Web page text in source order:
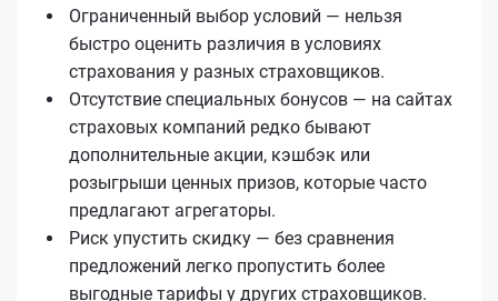
Ограниченный выбор условий — нельзя
быстро оценить различия в условиях
страхования у разных страховщиков.
Отсутствие специальных бонусов — на сайтах
страховых компаний редко бывают
дополнительные акции, кэшбэк или
розыгрыши ценных призов, которые часто
предлагают агрегаторы.
Риск упустить скидку — без сравнения
предложений легко пропустить более
выгодные тарифы у других страховщиков.